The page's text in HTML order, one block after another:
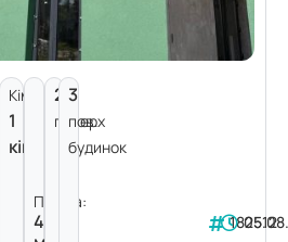
Кімнат:
1
кімната
Площа:
44
2
поверх
3
пов.
будинок
182512